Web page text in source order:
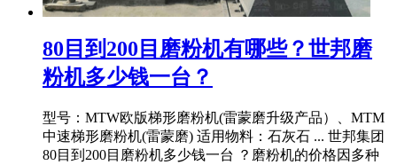
80目到200目磨粉机有哪些？世邦磨
粉机多少钱一台？
型号：MTW欧版梯形磨粉机(雷蒙磨升级产品）、MTM
中速梯形磨粉机(雷蒙磨) 适用物料：石灰石 ... 世邦集团
80目到200目磨粉机多少钱一台 ？磨粉机的价格因多种